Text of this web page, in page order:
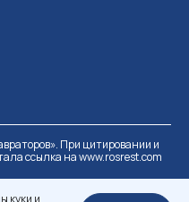
куки и
При цитировании и
ссылка на www.rosrest.com
Разработка сайта